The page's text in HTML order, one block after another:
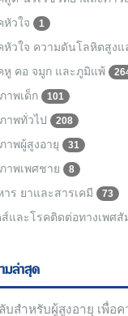
หัวใจ 1
หัวใจ ความดันโลหิตสูงแ
หู คอ จมูก และภูมิแพ้
าพเด็ก 101
าพทั่วไป 208
าพผู้สูงอายุ 31
าพเพศชาย 8
าร ยาและสารเคมี 73
ส์และโรคติดต่อทางเพศ
มล่าสุด
บสำหรับผู้สูงอายุ เพื่อ